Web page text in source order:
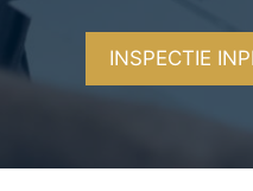
INSPECTIE